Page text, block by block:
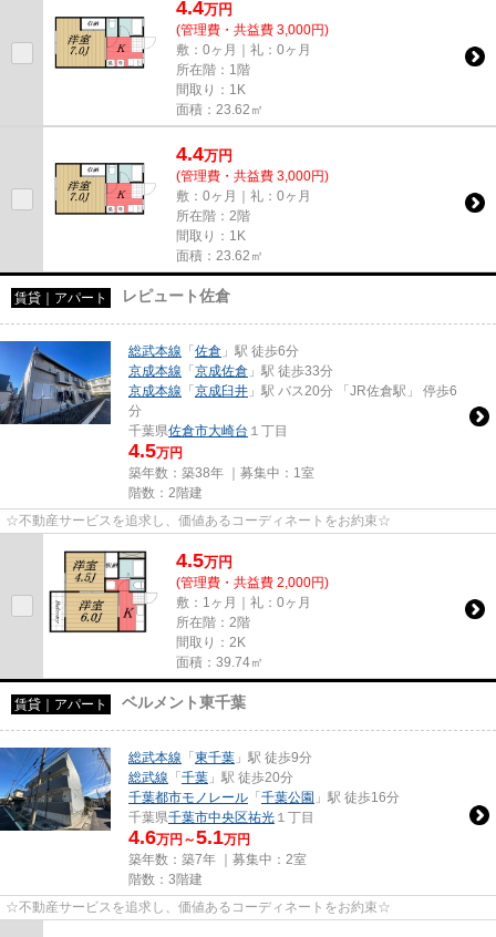
4.4万円
(管理費・共益費 3,000円)
敷：0ヶ月｜礼：0ヶ月
所在階：1階
間取り：1K
面積：23.62㎡
4.4万円
(管理費・共益費 3,000円)
敷：0ヶ月｜礼：0ヶ月
所在階：2階
間取り：1K
面積：23.62㎡
賃貸｜アパート レピュート佐倉
総武本線 「佐倉 」駅 徒歩6分
京成本線 「京成佐倉 」駅 徒歩33分
京成本線 「京成臼井 」駅 バス20分 「JR佐倉駅」 停歩6
分
千葉県佐倉市大崎台 １丁目
4.5万円
築年数：築38年 ｜募集中： 1室
階数：2階建
☆不動産サービスを追求し、価値あるコーディネートをお約束☆
4.5万円
(管理費・共益費 2,000円)
敷：1ヶ月｜礼：0ヶ月
所在階：2階
間取り：2K
面積：39.74㎡
賃貸｜アパート ベルメント東千葉
総武本線 「東千葉 」駅 徒歩9分
総武線 「千葉 」駅 徒歩20分
千葉都市モノレール 「千葉公園 」駅 徒歩16分
千葉県千葉市中央区祐光 １丁目
4.6万円～5.1万円
築年数：築7年 ｜募集中： 2室
階数：3階建
☆不動産サービスを追求し、価値あるコーディネートをお約束☆